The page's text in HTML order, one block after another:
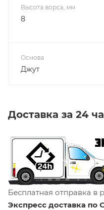
Высота ворса, мм
8
Основа
Джут
Доставка за 24
Бесплатная отправка в
Экспресс доставка по